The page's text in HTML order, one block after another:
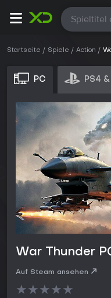
Alle
Startseite Spiele Action
PC PS4
War Thunder
Auf Steam ansehen
★★★★★